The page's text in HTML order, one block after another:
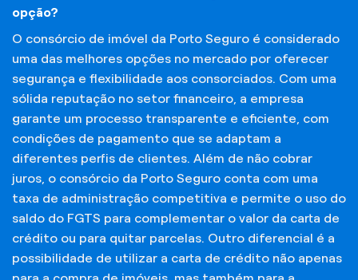
opção?
O consórcio de imóvel da Porto Seguro é considerado
uma das melhores opções no mercado por oferecer
segurança e flexibilidade aos consorciados. Com uma
sólida reputação no setor financeiro, a empresa
garante um processo transparente e eficiente, com
condições de pagamento que se adaptam a
diferentes perfis de clientes. Além de não cobrar
juros, o consórcio da Porto Seguro conta com uma
taxa de administração competitiva e permite o uso do
saldo do FGTS para complementar o valor da carta de
crédito ou para quitar parcelas. Outro diferencial é a
possibilidade de utilizar a carta de crédito não apenas